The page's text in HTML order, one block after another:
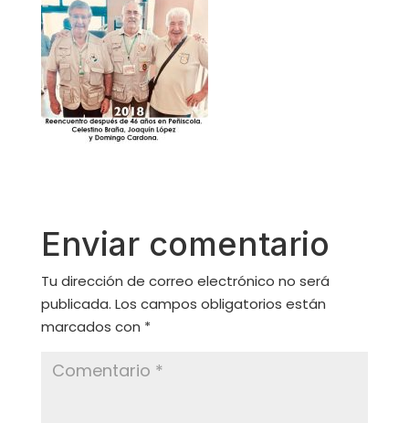
Enviar comentario
Tu dirección de correo electrónico no será
publicada. Los campos obligatorios están
marcados con *